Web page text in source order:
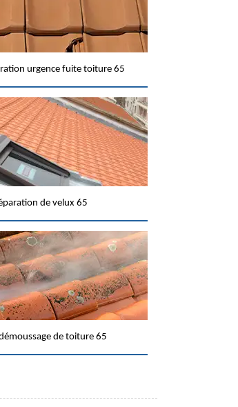
urgence fuite toiture 65
de velux 65
de toiture 65